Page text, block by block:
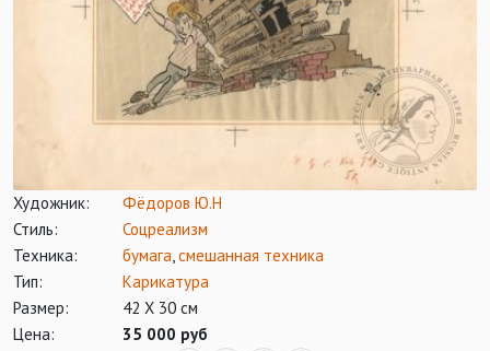
Художник:
Фёдоров Ю.Н
Стиль:
Соцреализм
Техника:
бумага смешанная техника
Тип:
Карикатура
Размер:
42 Х 30 см
Цена:
35 000 руб